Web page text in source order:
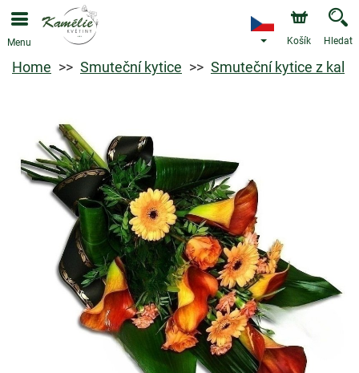
Menu Košík Hledat
Home Smuteční kytice Smuteční kytice z kal